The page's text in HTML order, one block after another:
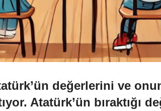
değerlerini ve
Atatürk’ün bıraktığı